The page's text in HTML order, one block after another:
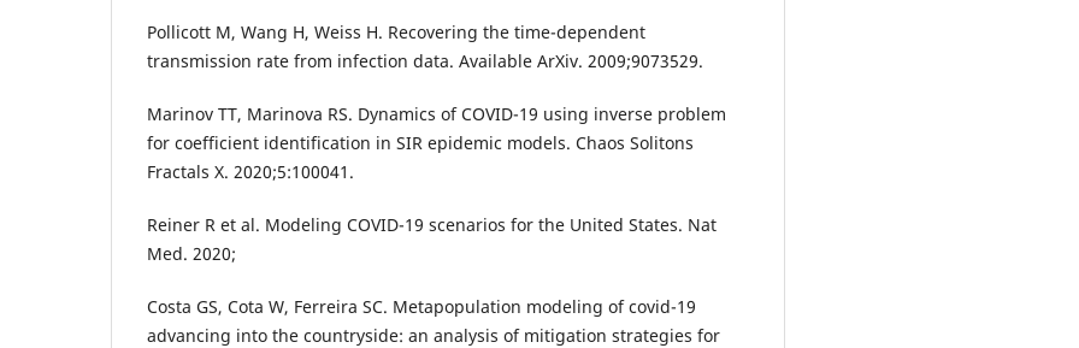
Pollicott M, Wang H, Weiss H. Recovering the time-dependent
transmission rate from infection data. Available ArXiv. 2009;9073529.
Marinov TT, Marinova RS. Dynamics of COVID-19 using inverse problem
for coefficient identification in SIR epidemic models. Chaos Solitons
Fractals X. 2020;5:100041.
Reiner R et al. Modeling COVID-19 scenarios for the United States. Nat
Med. 2020;
Costa GS, Cota W, Ferreira SC. Metapopulation modeling of covid-19
advancing into the countryside: an analysis of mitigation strategies for